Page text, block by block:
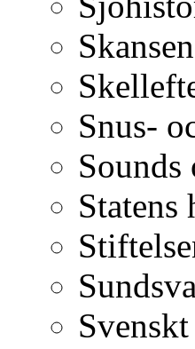
Skansen
Snus-
Sounds
Statens